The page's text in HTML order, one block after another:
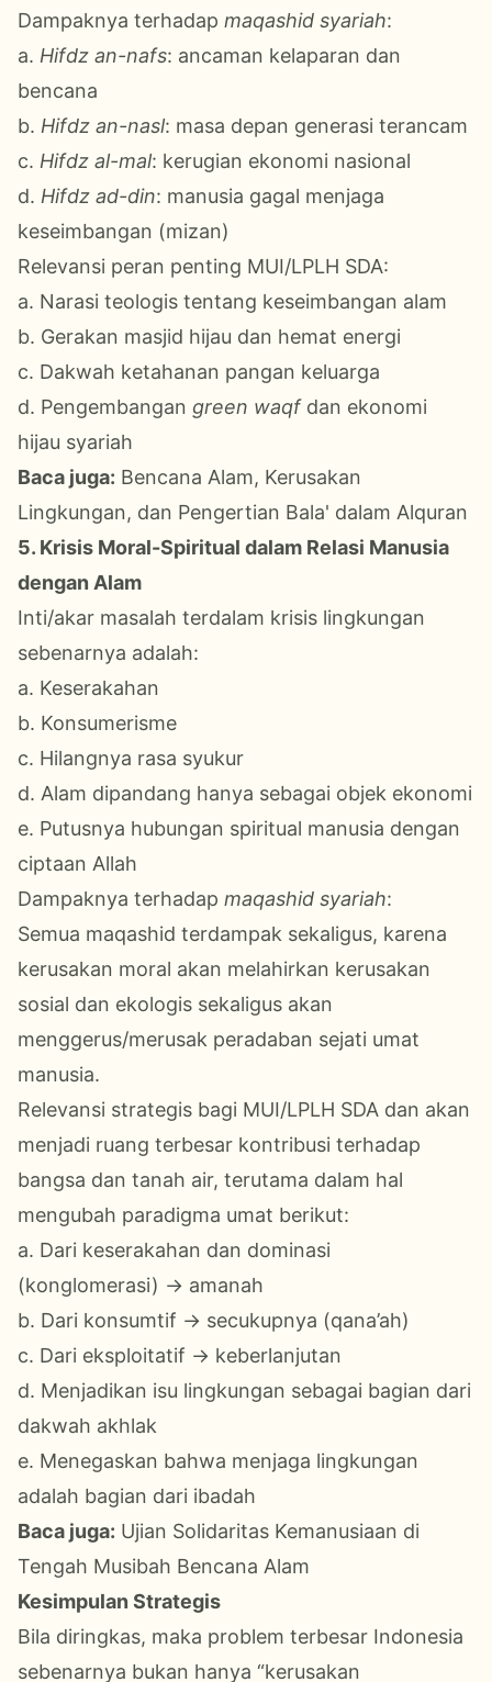
Dampaknya terhadap maqashid syariah:
a. Hifdz an-nafs: ancaman kelaparan dan
bencana
b. Hifdz an-nasl: masa depan generasi terancam
c. Hifdz al-mal: kerugian ekonomi nasional
d. Hifdz ad-din: manusia gagal menjaga
keseimbangan (mizan)
Relevansi peran penting MUI/LPLH SDA:
a. Narasi teologis tentang keseimbangan alam
b. Gerakan masjid hijau dan hemat energi
c. Dakwah ketahanan pangan keluarga
d. Pengembangan green waqfdan ekonomi
hijau syariah
Baca juga: Bencana Alam, Kerusakan
Lingkungan, dan Pengertian Bala' dalam Alquran
5. Krisis Moral-Spiritual dalam Relasi Manusia
dengan Alam
Inti/akar masalah terdalam krisis lingkungan
sebenarnya adalah:
a. Keserakahan
b. Konsumerisme
c. Hilangnya rasa syukur
d. Alam dipandang hanya sebagai objek ekonomi
e. Putusnya hubungan spiritual manusia dengan
ciptaan Allah
Dampaknya terhadap maqashid syariah:
Semua maqashid terdampak sekaligus, karena
kerusakan moral akan melahirkan kerusakan
sosial dan ekologis sekaligus akan
menggerus/merusak peradaban sejati umat
manusia.
Relevansi strategis bagi MUI/LPLH SDA dan akan
menjadi ruang terbesar kontribusi terhadap
bangsa dan tanah air, terutama dalam hal
mengubah paradigma umat berikut:
a. Dari keserakahan dan dominasi
(konglomerasi) → amanah
b. Dari konsumtif → secukupnya (qana’ah)
c. Dari eksploitatif → keberlanjutan
d. Menjadikan isu lingkungan sebagai bagian dari
dakwah akhlak
e. Menegaskan bahwa menjaga lingkungan
adalah bagian dari ibadah
Baca juga: Ujian Solidaritas Kemanusiaan di
Tengah Musibah Bencana Alam
Kesimpulan Strategis
Bila diringkas, maka problem terbesar Indonesia
sebenarnya bukan hanya “kerusakan